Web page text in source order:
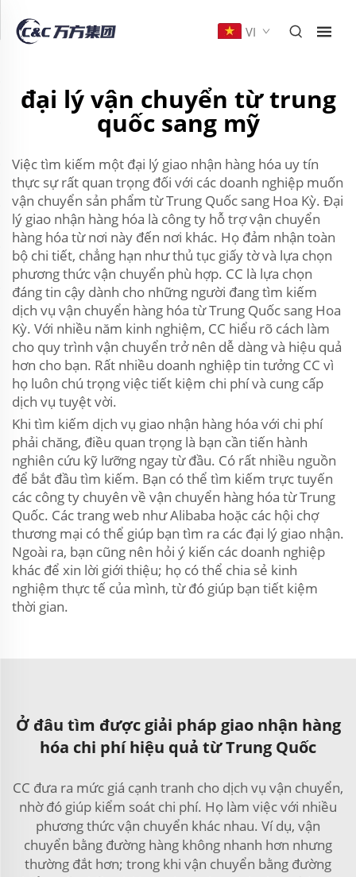
VI
đại lý vận chuyển từ trung
quốc sang mỹ
Việc tìm kiếm một đại lý giao nhận hàng hóa uy tín
thực sự rất quan trọng đối với các doanh nghiệp muốn
vận chuyển sản phẩm từ Trung Quốc sang Hoa Kỳ. Đại
lý giao nhận hàng hóa là công ty hỗ trợ vận chuyển
hàng hóa từ nơi này đến nơi khác. Họ đảm nhận toàn
bộ chi tiết, chẳng hạn như thủ tục giấy tờ và lựa chọn
phương thức vận chuyển phù hợp. CC là lựa chọn
đáng tin cậy dành cho những người đang tìm kiếm
dịch vụ vận chuyển hàng hóa từ Trung Quốc sang Hoa
Kỳ. Với nhiều năm kinh nghiệm, CC hiểu rõ cách làm
cho quy trình vận chuyển trở nên dễ dàng và hiệu quả
hơn cho bạn. Rất nhiều doanh nghiệp tin tưởng CC vì
họ luôn chú trọng việc tiết kiệm chi phí và cung cấp
dịch vụ tuyệt vời.
Khi tìm kiếm dịch vụ giao nhận hàng hóa với chi phí
phải chăng, điều quan trọng là bạn cần tiến hành
nghiên cứu kỹ lưỡng ngay từ đầu. Có rất nhiều nguồn
để bắt đầu tìm kiếm. Bạn có thể tìm kiếm trực tuyến
các công ty chuyên về vận chuyển hàng hóa từ Trung
Quốc. Các trang web như Alibaba hoặc các hội chợ
thương mại có thể giúp bạn tìm ra các đại lý giao nhận.
Ngoài ra, bạn cũng nên hỏi ý kiến các doanh nghiệp
khác để xin lời giới thiệu; họ có thể chia sẻ kinh
nghiệm thực tế của mình, từ đó giúp bạn tiết kiệm
thời gian.
Ở đâu tìm được giải pháp giao nhận hàng
hóa chi phí hiệu quả từ Trung Quốc
CC đưa ra mức giá cạnh tranh cho dịch vụ vận chuyển,
nhờ đó giúp kiểm soát chi phí. Họ làm việc với nhiều
phương thức vận chuyển khác nhau. Ví dụ, vận
chuyển bằng đường hàng không nhanh hơn nhưng
thường đắt hơn; trong khi vận chuyển bằng đường